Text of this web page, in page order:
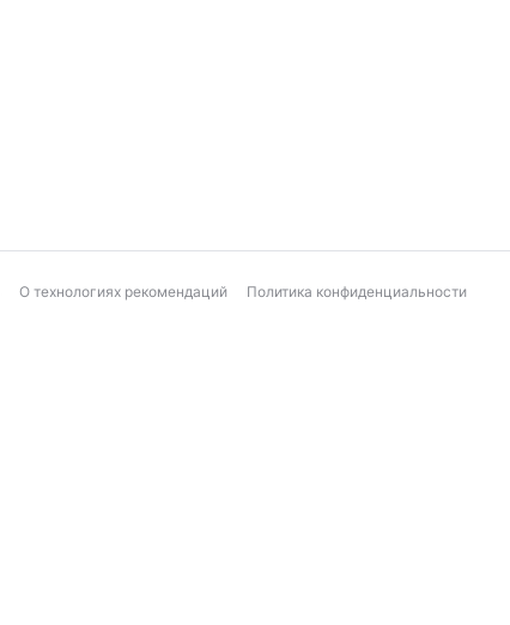
О технологиях рекомендаций Политика конфиденциальности